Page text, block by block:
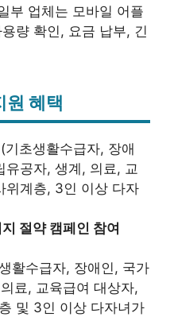
부 업체는 모바일 어플
량 확인, 요금 납부, 긴
원 혜택
(기초생활수급자, 장애
유공자, 생계, 의료, 교
위계층, 3인 이상 다자
절약 캠페인 참여
활수급자, 장애인, 국가
료, 교육급여 대상자,
및 3인 이상 다자녀가